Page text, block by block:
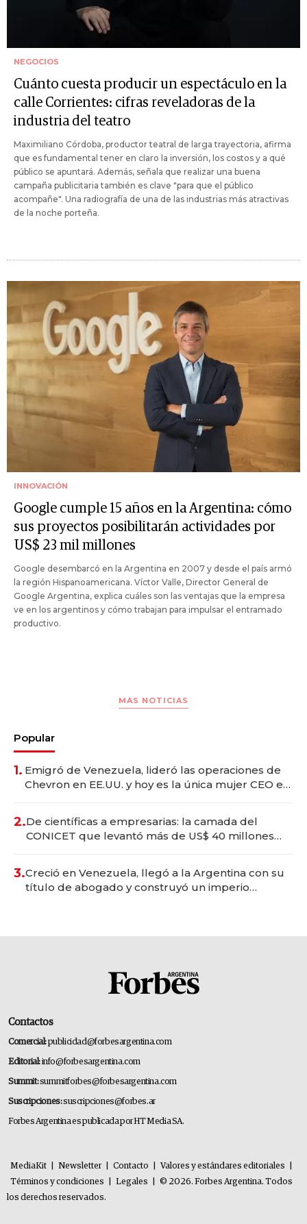
NEGOCIOS
Cuánto cuesta producir un espectáculo en la
calle Corrientes: cifras reveladoras de la
industria del teatro
Maximiliano Córdoba, productor teatral de larga trayectoria, afirma
que es fundamental tener en claro la inversión, los costos y a qué
público se apuntará. Además, señala que realizar una buena
campaña publicitaria también es clave "para que el público
acompañe". Una radiografía de una de las industrias más atractivas
de la noche porteña.
INNOVACIÓN
Google cumple 15 años en la Argentina: cómo
sus proyectos posibilitarán actividades por
US$ 23 mil millones
Google desembarcó en la Argentina en 2007 y desde el país armó
la región Hispanoamericana. Víctor Valle, Director General de
Google Argentina, explica cuáles son las ventajas que la empresa
ve en los argentinos y cómo trabajan para impulsar el entramado
productivo.
MAS NOTICIAS
Popular
1. Emigró de Venezuela, lideró las operaciones de
Chevron en EE.UU. y hoy es la única mujer CEO en
2.De científicas a empresarias: la camada del
CONICET que levantó más de US$ 40 millones
3.Creció en Venezuela, llegó a la Argentina con su
título de abogado y construyó un imperio
Contactos
Comercial:publicidad@forbesargentina.com
Editorial:info@forbesargentina.com
Summit:summitforbes@forbesargentina.com
Suscripciones:suscripciones@forbes.ar
Forbes Argentina es publicada por HT Media SA.
MediaKit Newsletter Contacto Valores y estándares editoriales
Términos y condiciones
Legales
© 2026. Forbes Argentina. Todos
los derechos reservados.